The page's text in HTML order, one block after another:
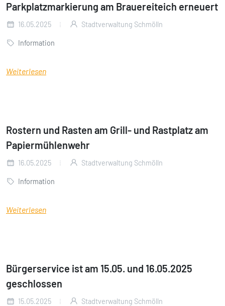
Parkplatzmarkierung am Brauereiteich erneuert
16.05.2025 Stadtverwaltung Schmölln
Information
Weiterlesen
Rostern und Rasten am Grill- und Rastplatz am
Papiermühlenwehr
16.05.2025 Stadtverwaltung Schmölln
Information
Weiterlesen
Bürgerservice ist am 15.05. und 16.05.2025
geschlossen
15.05.2025 Stadtverwaltung Schmölln